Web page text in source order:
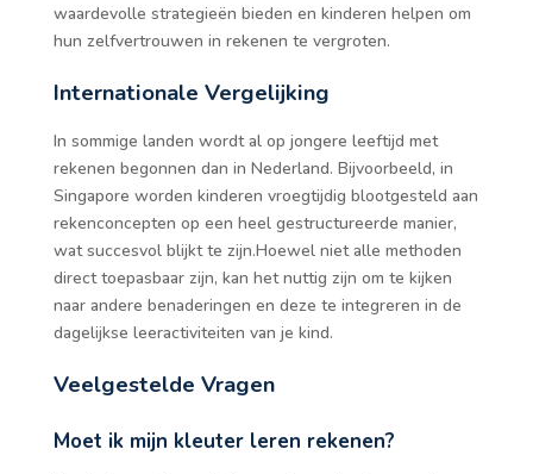
waardevolle strategieën bieden en kinderen helpen om
hun zelfvertrouwen in rekenen te vergroten.
Internationale Vergelijking
In sommige landen wordt al op jongere leeftijd met
rekenen begonnen dan in Nederland. Bijvoorbeeld, in
Singapore worden kinderen vroegtijdig blootgesteld aan
rekenconcepten op een heel gestructureerde manier,
wat succesvol blijkt te zijn.Hoewel niet alle methoden
direct toepasbaar zijn, kan het nuttig zijn om te kijken
naar andere benaderingen en deze te integreren in de
dagelijkse leeractiviteiten van je kind.
Veelgestelde Vragen
Moet ik mijn kleuter leren rekenen?